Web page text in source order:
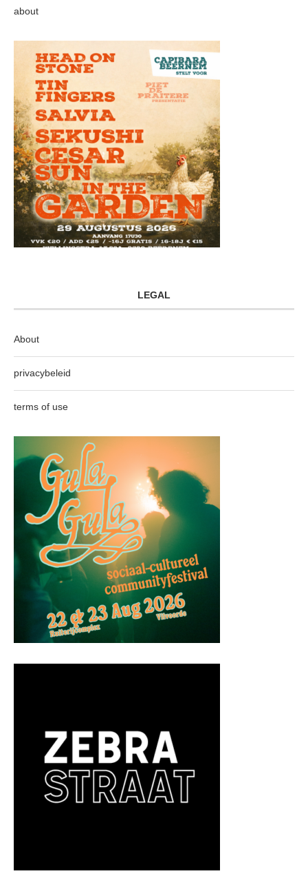
about
LEGAL
About
privacybeleid
terms of use